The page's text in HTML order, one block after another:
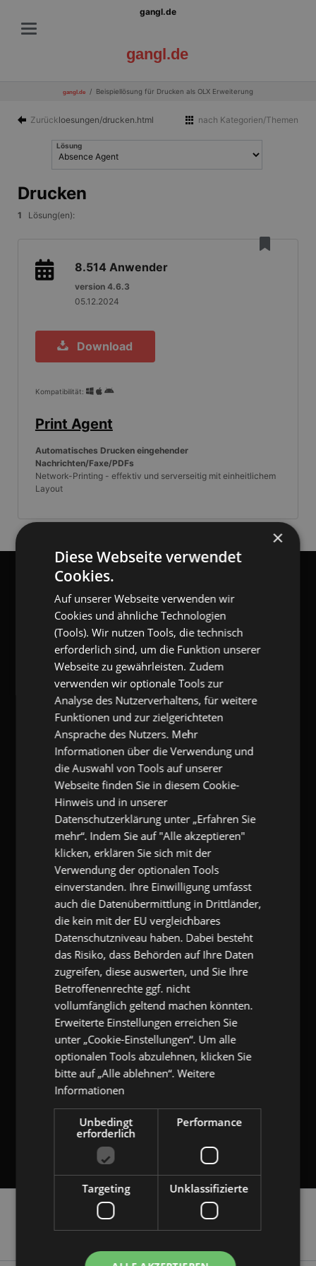
gangl.de
gangl.de
gangl.de Beispiellösung für Drucken als OLX Erweiterung
loesungen/drucken.html
Zurück nach Kategorien/Themen
Lösung
Drucken
1 Lösung(en):
8.514 Anwender
version 4.6.3
05.12.2024
Download
Kompatibilität:
Print Agent
Automatisches Drucken eingehender
Nachrichten/Faxe/PDFs
Network-Printing - effektiv und serverseitig mit einheitlichem
Layout
- DACH Marktführer
- Adresse & Kontakt
Zimmerstr. 11
10969 Berlin
+49 (0) 7173 9290-53
+49 (0) 7173 9290-55
info@gangl.de
- Call-Back-Service
Pflichtfeld
Pflichtfeld
Telefonnummer
Kommentar
Ich habe dieDatenschutzerklärunggelesen und willige ein, dass mich
per E-Mail über deren Produkte und/oder Dienstleistungen informiert.
Meine Daten werden ausschließlich zu diesem Zweck genutzt. Eine
Weitergabe an Dritte erfolgt nicht. Ich kann die Einwilligung jederzeit per E-
Mail anunsubscribe[at]gangl.de, durch Nutzung des in den E-Mails
enthaltenen Abmeldelinks widerrufen.
Bitte rechnen Sie 7 plus 8.
Ihre Anforderung ist unsere Herausforderung.
Entwicklung Referenzen
×
Diese Webseite verwendet
Cookies.
Auf unserer Webseite verwenden wir
Cookies und ähnliche Technologien
(Tools). Wir nutzen Tools, die technisch
erforderlich sind, um die Funktion unserer
Webseite zu gewährleisten. Zudem
verwenden wir optionale Tools zur
Analyse des Nutzerverhaltens, für weitere
Funktionen und zur zielgerichteten
Ansprache des Nutzers. Mehr
Informationen über die Verwendung und
die Auswahl von Tools auf unserer
Webseite finden Sie in diesem Cookie-
Hinweis und in unserer
Datenschutzerklärung unter „Erfahren Sie
mehr“. Indem Sie auf "Alle akzeptieren"
klicken, erklären Sie sich mit der
Verwendung der optionalen Tools
einverstanden. Ihre Einwilligung umfasst
auch die Datenübermittlung in Drittländer,
die kein mit der EU vergleichbares
Datenschutzniveau haben. Dabei besteht
das Risiko, dass Behörden auf Ihre Daten
zugreifen, diese auswerten, und Sie Ihre
Betroffenenrechte ggf. nicht
vollumfänglich geltend machen könnten.
Erweiterte Einstellungen erreichen Sie
unter „Cookie-Einstellungen“. Um alle
optionalen Tools abzulehnen, klicken Sie
bitte auf „Alle ablehnen“.Weitere
Informationen
Unbedingt
erforderlich
Performance
Targeting Unklassifizierte